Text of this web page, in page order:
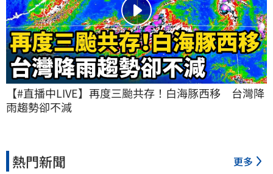
【#直播中LIVE】再度三颱共存！白海豚西移　台灣降
雨趨勢卻不減
熱門新聞 更多